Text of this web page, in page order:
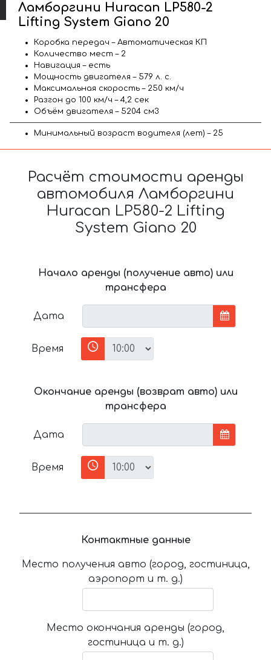
Ламборгини Huracan LP580-2
Lifting System Giano 20
Коробка передач – Автоматическая КП
Количество мест – 2
Навигация – есть
Мощность двигателя – 579 л. с.
Максимальная скорость – 250 км/ч
Разгон до 100 км/ч – 4,2 сек
Объём двигателя – 5204 см3
Минимальный возраст водителя (лет) – 25
Расчёт стоимости аренды
автомобиля Ламборгини
Huracan LP580-2 Lifting
System Giano 20
Начало аренды (получение авто) или
трансфера
Дата
Время
Окончание аренды (возврат авто) или
трансфера
Дата
Время
Контактные данные
Место получения авто (город, гостиница,
аэропорт и т. д.)
Место окончания аренды (город,
гостиница и т. д.)